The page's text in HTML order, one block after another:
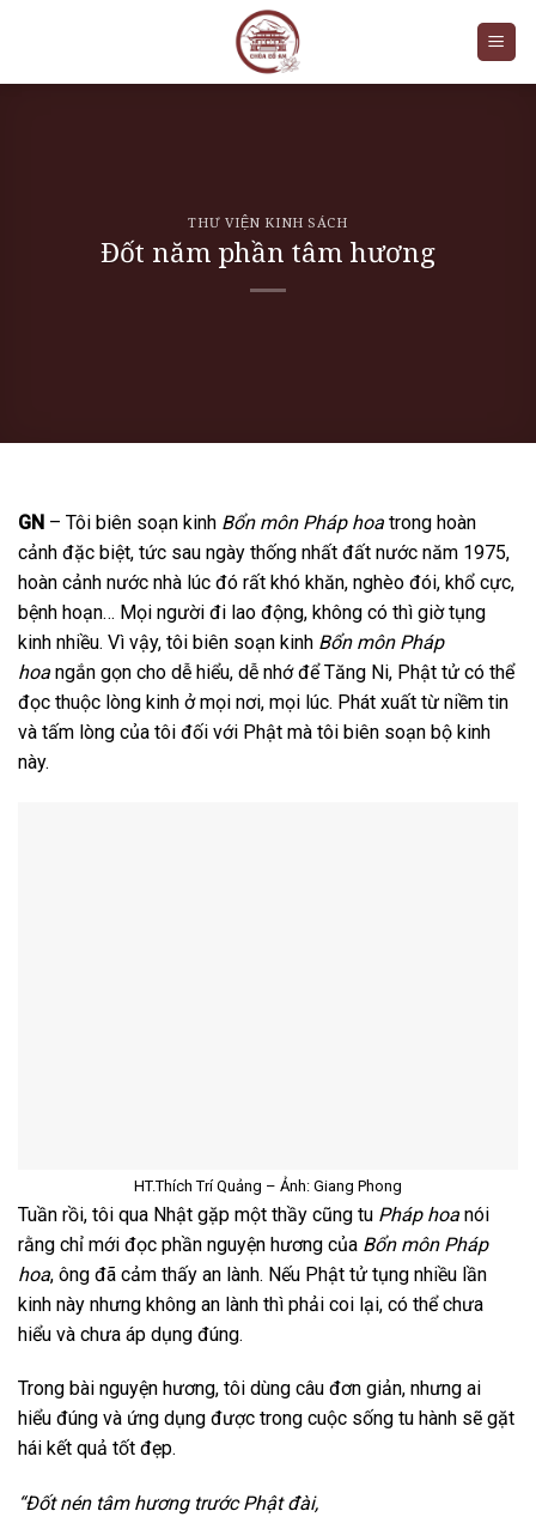
THƯ VIỆN KINH SÁCH
Đốt năm phần tâm hương
GN – Tôi biên soạn kinh Bổn môn Pháp hoa trong hoàn
cảnh đặc biệt, tức sau ngày thống nhất đất nước năm 1975,
hoàn cảnh nước nhà lúc đó rất khó khăn, nghèo đói, khổ cực,
bệnh hoạn… Mọi người đi lao động, không có thì giờ tụng
kinh nhiều. Vì vậy, tôi biên soạn kinh Bổn môn Pháp
hoa ngắn gọn cho dễ hiểu, dễ nhớ để Tăng Ni, Phật tử có thể
đọc thuộc lòng kinh ở mọi nơi, mọi lúc. Phát xuất từ niềm tin
và tấm lòng của tôi đối với Phật mà tôi biên soạn bộ kinh
này.
HT.Thích Trí Quảng – Ảnh: Giang Phong
Tuần rồi, tôi qua Nhật gặp một thầy cũng tu Pháp hoa nói
rằng chỉ mới đọc phần nguyện hương của Bổn môn Pháp
hoa, ông đã cảm thấy an lành. Nếu Phật tử tụng nhiều lần
kinh này nhưng không an lành thì phải coi lại, có thể chưa
hiểu và chưa áp dụng đúng.
Trong bài nguyện hương, tôi dùng câu đơn giản, nhưng ai
hiểu đúng và ứng dụng được trong cuộc sống tu hành sẽ gặt
hái kết quả tốt đẹp.
“Đốt nén tâm hương trước Phật đài,